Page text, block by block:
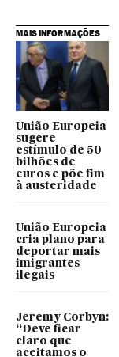
MAIS INFORMAÇÕES
União Europeia
sugere
estímulo de 50
bilhões de
euros e põe fim
à austeridade
União Europeia
cria plano para
deportar mais
imigrantes
ilegais
Jeremy Corbyn:
“Deve ficar
claro que
aceitamos o